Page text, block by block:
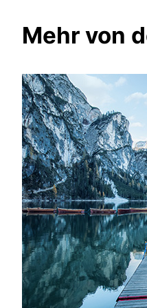
Mehr von